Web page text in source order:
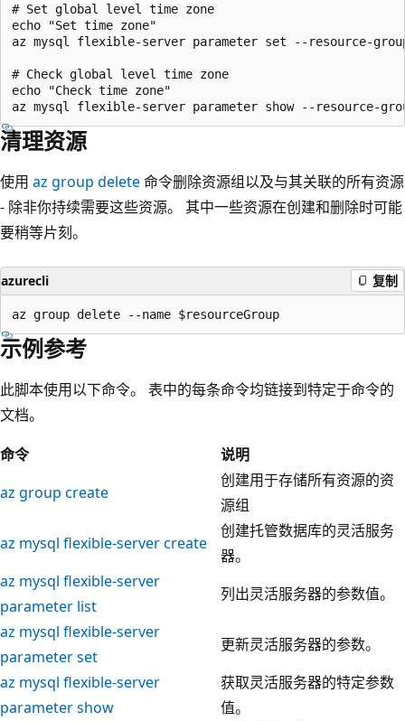
# Set global level time zone
echo "Set time zone"
az mysql flexible-server parameter set --resource-
# Check global level time zone
echo "Check time zone"
清理资源
使用 az group delete命令删除资源组以及与其关联的所有资源
- 除非你持续需要这些资源。 其中一些资源在创建和删除时可能
要稍等片刻。
azurecli 复制
示例参考
此脚本使用以下命令。 表中的每条命令均链接到特定于命令的
文档。
命令
说明
az group create
创建用于存储所有资源的资
源组
az mysql flexible-server create
创建托管数据库的灵活服务
器。
az mysql flexible-server
parameter list
列出灵活服务器的参数值。
az mysql flexible-server
parameter set
更新灵活服务器的参数。
az mysql flexible-server
parameter show
获取灵活服务器的特定参数
值。